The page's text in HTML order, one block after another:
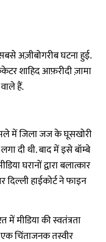
अज़ीबोगरीब घटना हुई.
शाहिद आफ़रीदी ज़ामा
हैं.
में जिला जज के घूसखोरी
दी थी. बाद में इसे बॉम्बे
घरानों द्वारा बलात्कार
दिल्ली हाईकोर्ट ने फाइन
में मीडिया की स्वतंत्रता
चिंताजनक तस्वीर